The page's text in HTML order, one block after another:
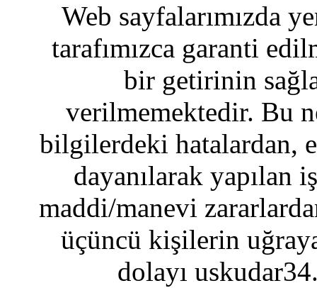
Web sayfalarımızda
tarafımızca garanti
bir getirinin
verilmemektedir. Bu
bilgilerdeki hatalardan,
dayanılarak yapılan
maddi/manevi
üçüncü kişilerin
dolayı